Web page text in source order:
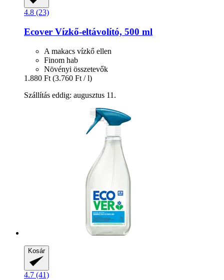
4.8 (23)
Ecover Vízkő-​eltávolító, 500 ml
A makacs vízkő ellen
Finom hab
Növényi összetevők
1.880 Ft (3.760 Ft / l)
Szállítás eddig: augusztus 11.
Kosár
4.7 (41)